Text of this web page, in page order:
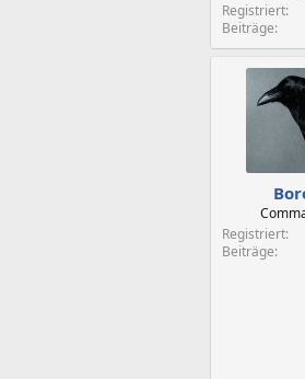
Registriert
Beiträge
Registriert
Beiträge